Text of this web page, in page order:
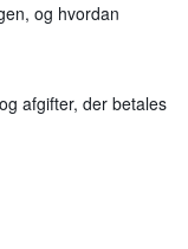
og hvordan
afgifter, der betales